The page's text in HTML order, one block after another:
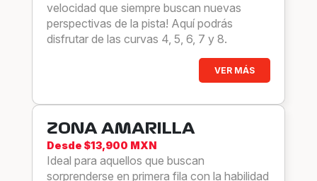
velocidad que siempre buscan nuevas
perspectivas de la pista! Aquí podrás
disfrutar de las curvas 4, 5, 6, 7 y 8.
VER MÁS
ZONA AMARILLA
Desde $13,900 MXN
Ideal para aquellos que buscan
sorprenderse en primera fila con la habilidad